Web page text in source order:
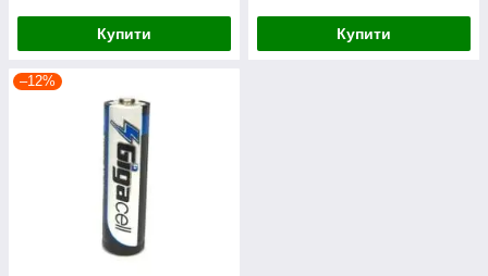
Купити Купити
–12%